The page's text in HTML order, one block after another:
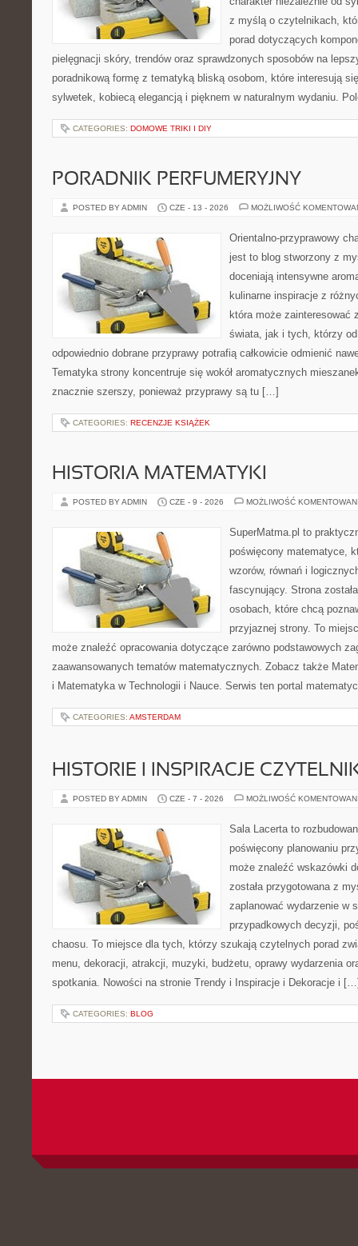
z myślą o czytelnikach,
porad dotyczących
pielęgnacji skóry, trendów oraz sprawdzonych sposobów na
poradnikową formę z tematyką bliską osobom, które interesują
sylwetek, kobiecą elegancją i pięknem w naturalnym wydaniu.
CATEGORIES: DOMOWE TRIKI I DIY
PORADNIK PERFUMERYJNY
POSTED BY ADMIN CZE - 13 - 2026 MOŻLIWOŚĆ
Orientalno-przyprawowy
jest to blog stworzony z
doceniają intensywne
kulinarne inspiracje z
która może zainteresować
świata, jak i tych, którzy
odpowiednio dobrane przyprawy potrafią całkowicie odmienić
Tematyka strony koncentruje się wokół aromatycznych
znacznie szerszy, ponieważ przyprawy są tu […]
CATEGORIES: RECENZJE KSIĄŻEK
HISTORIA MATEMATYKI
POSTED BY ADMIN CZE - 9 - 2026 MOŻLIWOŚĆ
SuperMatma.pl to
poświęcony matematyce,
wzorów, równań i
fascynujący. Strona
osobach, które chcą
przyjaznej strony. To
może znaleźć opracowania dotyczące zarówno podstawowych
zaawansowanych tematów matematycznych. Zobacz także
i Matematyka w Technologii i Nauce. Serwis ten portal
CATEGORIES: AMSTERDAM
HISTORIE I INSPIRACJE
POSTED BY ADMIN CZE - 7 - 2026 MOŻLIWOŚĆ
Sala Lacerta to
poświęcony planowaniu
może znaleźć wskazówki
została przygotowana z
zaplanować wydarzenie w
przypadkowych decyzji,
chaosu. To miejsce dla tych, którzy szukają czytelnych porad
menu, dekoracji, atrakcji, muzyki, budżetu, oprawy wydarzenia
spotkania. Nowości na stronie Trendy i Inspiracje i Dekoracje i
CATEGORIES: BLOG